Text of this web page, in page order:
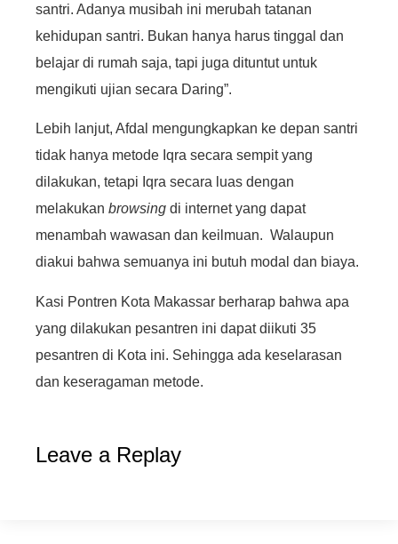
santri. Adanya musibah ini merubah tatanan
kehidupan santri. Bukan hanya harus tinggal dan
belajar di rumah saja, tapi juga dituntut untuk
mengikuti ujian secara Daring”.
Lebih lanjut, Afdal mengungkapkan ke depan santri
tidak hanya metode Iqra secara sempit yang
dilakukan, tetapi Iqra secara luas dengan
melakukan browsing di internet yang dapat
menambah wawasan dan keilmuan. Walaupun
diakui bahwa semuanya ini butuh modal dan biaya.
Kasi Pontren Kota Makassar berharap bahwa apa
yang dilakukan pesantren ini dapat diikuti 35
pesantren di Kota ini. Sehingga ada keselarasan
dan keseragaman metode.
Leave a Replay